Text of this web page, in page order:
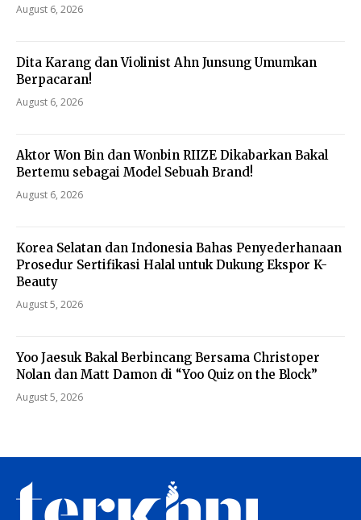
August 6, 2026
Dita Karang dan Violinist Ahn Junsung Umumkan
Berpacaran!
August 6, 2026
Aktor Won Bin dan Wonbin RIIZE Dikabarkan Bakal
Bertemu sebagai Model Sebuah Brand!
August 6, 2026
Korea Selatan dan Indonesia Bahas Penyederhanaan
Prosedur Sertifikasi Halal untuk Dukung Ekspor K-
Beauty
August 5, 2026
Yoo Jaesuk Bakal Berbincang Bersama Christoper
Nolan dan Matt Damon di “Yoo Quiz on the Block”
August 5, 2026